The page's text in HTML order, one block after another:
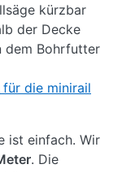
kürzbar
der Decke
dem Bohrfutter
die minirail
ist einfach. Wir
. Die